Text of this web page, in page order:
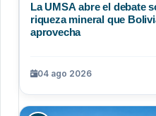
La UMSA abre el debate
riqueza mineral que
aprovecha
04 ago 2026